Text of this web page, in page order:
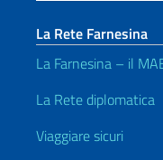
La Rete Farnesina
La Farnesina – il
La Rete diplomatica
Viaggiare sicuri